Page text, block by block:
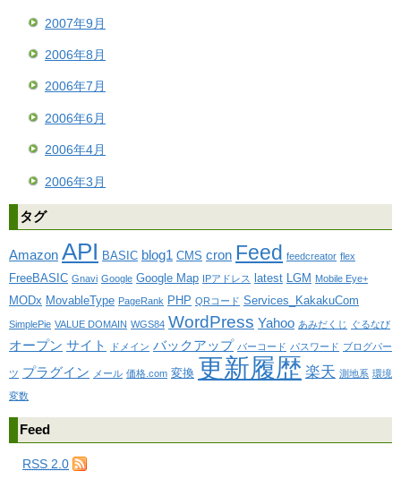
2007年9月
2006年8月
2006年7月
2006年6月
2006年4月
2006年3月
タグ
Amazon API BASIC blog1 CMS cron Feed feedcreator flex
FreeBASIC Gnavi Google Google Map IPアドレス latest LGM Mobile Eye+
MODx MovableType PageRank PHP QRコード Services_KakakuCom
SimplePie VALUE DOMAIN WGS84 WordPress Yahoo あみだくじ ぐるなび
オープン サイト ドメイン バックアップ バーコード パスワード ブログパー
ツ プラグイン メール 価格.com 変換 更新履歴 楽天 測地系 環境
変数
Feed
RSS 2.0